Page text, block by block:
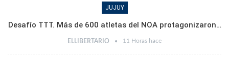
JUJUY
Desafío TTT. Más de 600 atletas del NOA protagonizaron…
ELLIBERTARIO 11 Horas hace